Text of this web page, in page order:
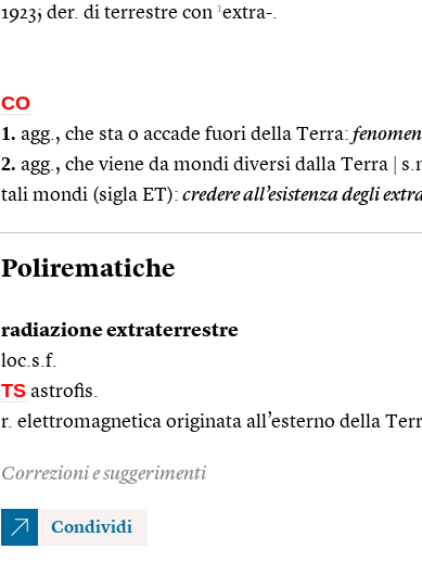
1923; der. di terrestre con 1extra-.
CO
1. agg., che sta o accade fuori della Terra:
2. agg., che viene da mondi diversi dalla Terra
tali mondi (sigla ET): credere all’esistenza degli
Polirematiche
radiazione extraterrestre
loc.s.f.
TS astrofis.
r. elettromagnetica originata all’esterno della
Correzioni e suggerimenti
Condividi